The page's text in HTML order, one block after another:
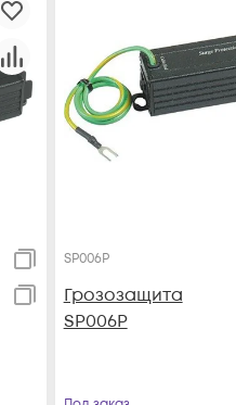
SP006P
Грозозащита
SP006P